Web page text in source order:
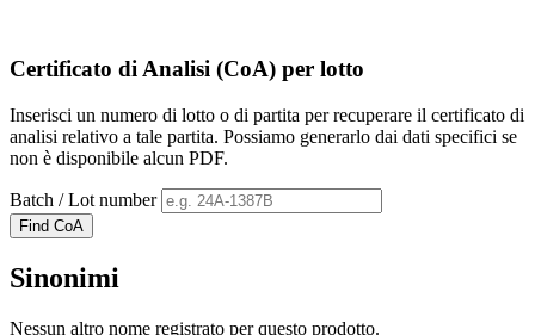
Certificato di Analisi (CoA) per lotto
Inserisci un numero di lotto o di partita per recuperare il certificato di
analisi relativo a tale partita. Possiamo generarlo dai dati specifici se
non è disponibile alcun PDF.
Batch / Lot number
Find CoA
Sinonimi
Nessun altro nome registrato per questo prodotto.